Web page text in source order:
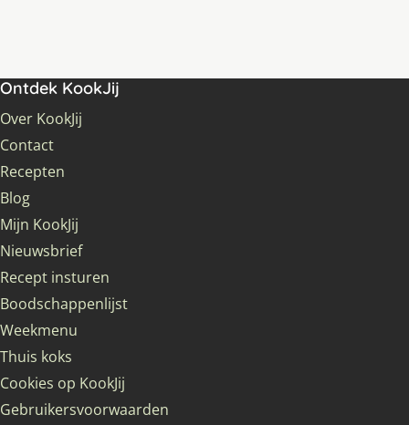
Ontdek KookJij
Over KookJij
Contact
Recepten
Blog
Mijn KookJij
Nieuwsbrief
Recept insturen
Boodschappenlijst
Weekmenu
Thuis koks
Cookies op KookJij
Gebruikersvoorwaarden